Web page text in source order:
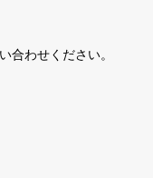
合わせください。